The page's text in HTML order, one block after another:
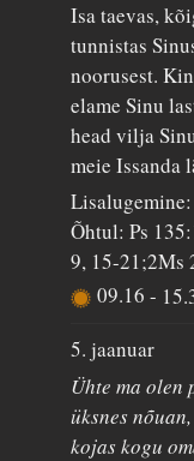
Isa taevas,
tunnistas
noorusest.
elame Sinu
head vilja
meie Issanda
Õhtul: Ps
9, 15-21;2Ms
09.16-
5. jaanuar
Ühte ma olen
üksnes
kojas kogu